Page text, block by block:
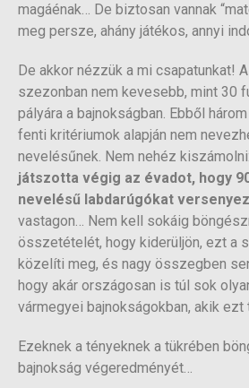
magáénak… De biztosan vannak
meg persze, ahány játékos, annyi
De akkor nézzük a mi csapatunkat!
szezonban nem kevesebb, mint 30
pályára a bajnokságban. Ebből
fenti kritériumok alapján nem
nevelésűnek. Nem nehéz kiszámolni:
játszotta végig az évadot, hogy
nevelésű labdarúgókat
vastagon… Nem kell sokáig
összetételét, hogy kiderüljön, ezt a
közelíti meg, és nagy összegben
hogy akár országosan is túl sok
vármegyei bajnokságokban, akik ezt
Ezeknek a tényeknek a tükrében
bajnokság végeredményét…